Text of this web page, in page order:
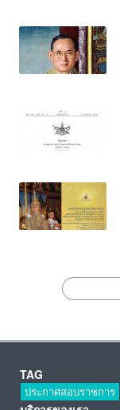
TAG
ประกาศสอบราชการ